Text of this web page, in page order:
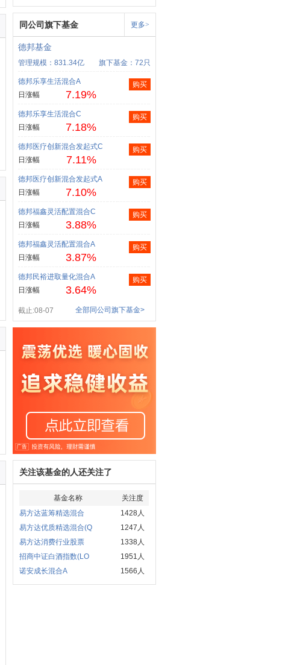
同公司旗下基金 更多>
德邦基金
管理规模：831.34亿 旗下基金：72只
德邦乐享生活混合A
日涨幅
7.19%
购买
德邦乐享生活混合C
日涨幅
7.18%
购买
德邦医疗创新混合发起式C
日涨幅
7.11%
购买
德邦医疗创新混合发起式A
日涨幅
7.10%
购买
德邦福鑫灵活配置混合C
日涨幅
3.88%
购买
德邦福鑫灵活配置混合A
日涨幅
3.87%
购买
德邦民裕进取量化混合A
日涨幅
3.64%
购买
截止:08-07 全部同公司旗下基金>
关注该基金的人还关注了
基金名称
关注度
易方达蓝筹精选混合
1428人
易方达优质精选混合(Q
1247人
易方达消费行业股票
1338人
招商中证白酒指数(LO
1951人
诺安成长混合A
1566人